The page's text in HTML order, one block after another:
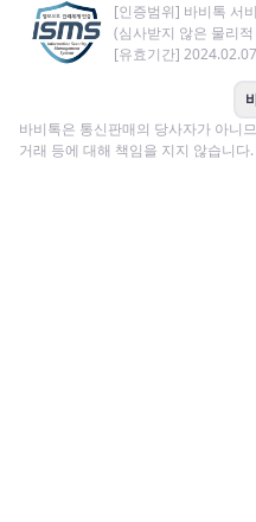
[인증범위] 바비톡 서
(심사받지 않은 물리
[유효기간]
바비톡은 통신판매의 당사자가 아니
거래 등에 대해 책임을 지지 않습니다.